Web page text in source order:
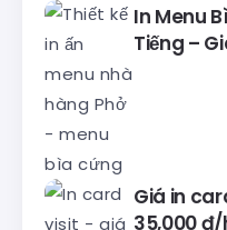
In Menu
Tiếng –
Giá in
35,000